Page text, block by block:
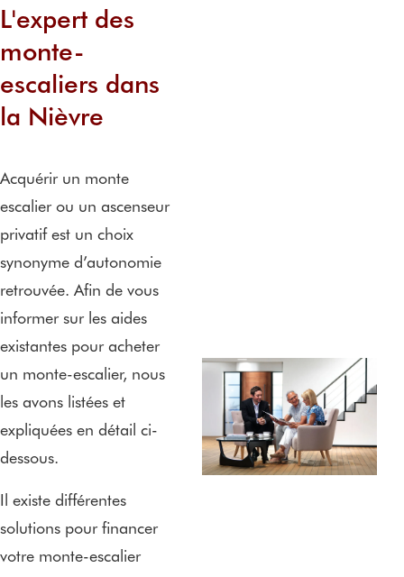
L'expert des
monte-
escaliers dans
la Nièvre
Acquérir un monte
escalier ou un ascenseur
privatif est un choix
synonyme d’autonomie
retrouvée. Afin de vous
informer sur les aides
existantes pour acheter
un monte-escalier, nous
les avons listées et
expliquées en détail ci-
dessous.
Il existe différentes
solutions pour financer
votre monte-escalier